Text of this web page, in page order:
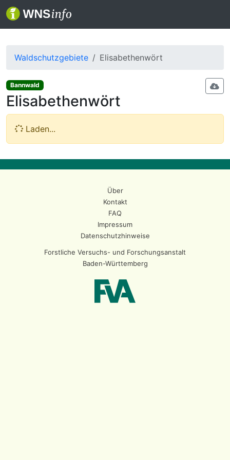
Waldschutzgebiete Elisabethenwört
Bannwald
Elisabethenwört
Laden...
Über
Kontakt
FAQ
Impressum
Datenschutzhinweise
Forstliche Versuchs- und Forschungsanstalt
Baden-Württemberg